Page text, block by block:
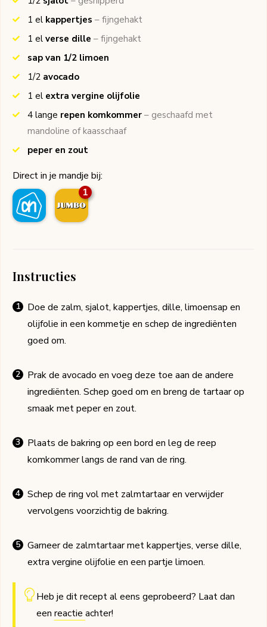
1 el kappertjes – fijngehakt
1 el verse dille – fijngehakt
sap van 1/2 limoen
1/2 avocado
1 el extra vergine olijfolie
4 lange repen komkommer – geschaafd met
mandoline of kaasschaaf
peper en zout
Direct in je mandje bij:
1
Instructies
Doe de zalm, sjalot, kappertjes, dille, limoensap en
olijfolie in een kommetje en schep de ingrediënten
goed om.
Prak de avocado en voeg deze toe aan de andere
ingrediënten. Schep goed om en breng de tartaar op
smaak met peper en zout.
Plaats de bakring op een bord en leg de reep
komkommer langs de rand van de ring.
Schep de ring vol met zalmtartaar en verwijder
vervolgens voorzichtig de bakring.
Garneer de zalmtartaar met kappertjes, verse dille,
extra vergine olijfolie en een partje limoen.
Heb je dit recept al eens geprobeerd? Laat dan
een reactie achter!